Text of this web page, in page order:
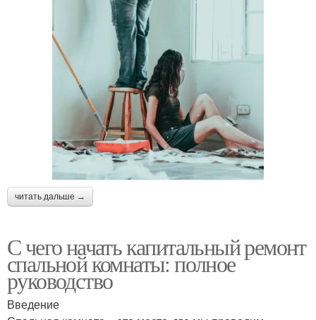
читать дальше →
С чего начать капитальный ремонт
спальной комнаты: полное
руководство
Введение